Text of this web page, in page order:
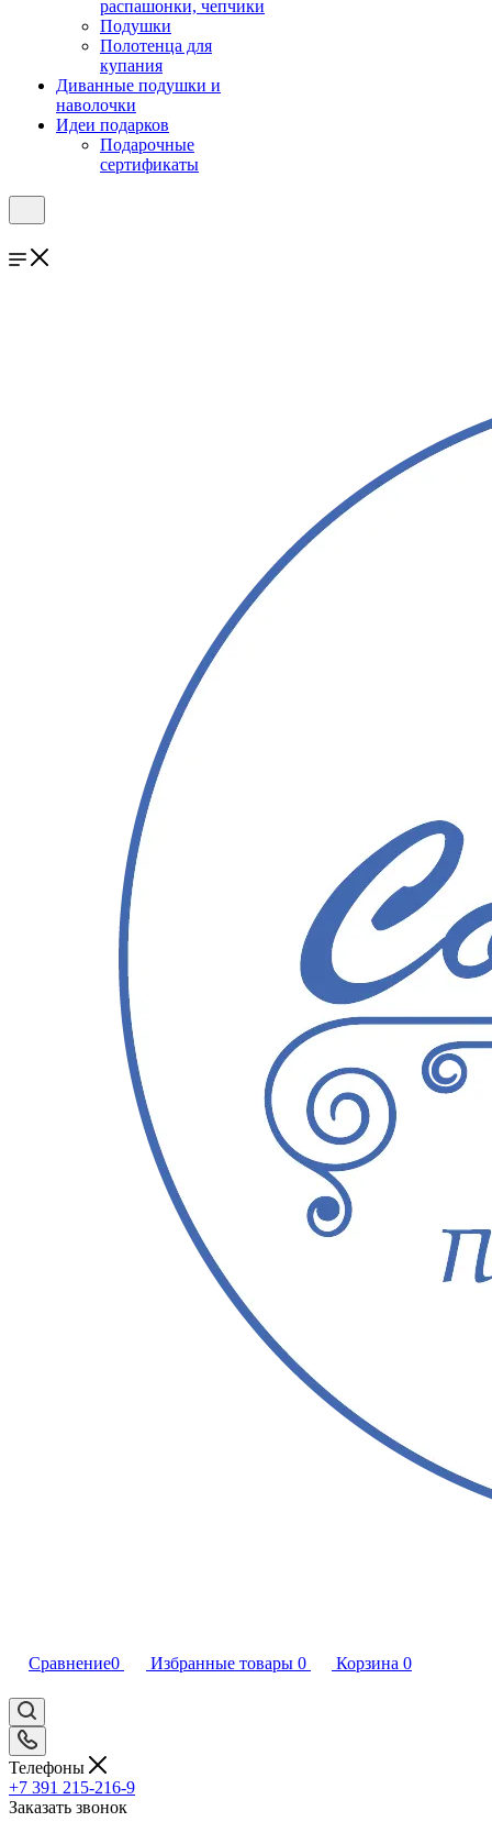
распашонки, чепчики
Подушки
Полотенца для
купания
Диванные подушки и
наволочки
Идеи подарков
Подарочные
сертификаты
Сравнение0 Избранные товары 0 Корзина 0
Телефоны
+7 391 215-216-9
Заказать звонок